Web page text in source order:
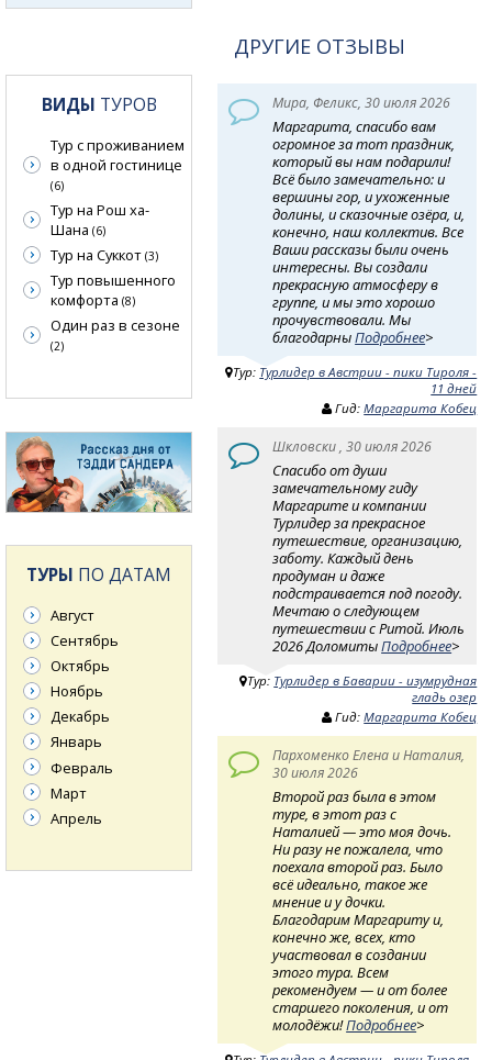
ДРУГИЕ ОТЗЫВЫ
Мира, Феликс, 30 июля 2026
Маргарита, спасибо вам
огромное за тот праздник,
который вы нам подарили!
Всё было замечательно: и
вершины гор, и ухоженные
долины, и сказочные озёра, и,
конечно, наш коллектив. Все
Ваши рассказы были очень
интересны. Вы создали
прекрасную атмосферу в
группе, и мы это хорошо
прочувствовали. Мы
благодарныПодробнее>
Тур: Турлидер в Австрии - пики Тироля -
11 дней
Гид:Маргарита Кобец
Шкловски , 30 июля 2026
Спасибо от души
замечательному гиду
Маргарите и компании
Турлидер за прекрасное
путешествие, организацию,
заботу. Каждый день
продуман и даже
подстраивается под погоду.
Мечтаю о следующем
путешествии с Ритой. Июль
2026 ДоломитыПодробнее>
Тур: Турлидер в Баварии - изумрудная
гладь озер
Гид:Маргарита Кобец
Пархоменко Елена и Наталия,
30 июля 2026
Второй раз была в этом
туре, в этот раз с
Наталией — это моя дочь.
Ни разу не пожалела, что
поехала второй раз. Было
всё идеально, такое же
мнение и у дочки.
Благодарим Маргариту и,
конечно же, всех, кто
участвовал в создании
этого тура. Всем
рекомендуем — и от более
старшего поколения, и от
молодёжи!Подробнее>
ВИДЫ ТУРОВ
Тур с проживанием
в одной гостинице
(6)
Тур на Рош ха-
Шана (6)
Тур на Суккот (3)
Тур повышенного
комфорта (8)
Один раз в сезоне
(2)
ТУРЫ ПО ДАТАМ
Август
Сентябрь
Октябрь
Ноябрь
Декабрь
Январь
Февраль
Март
Апрель